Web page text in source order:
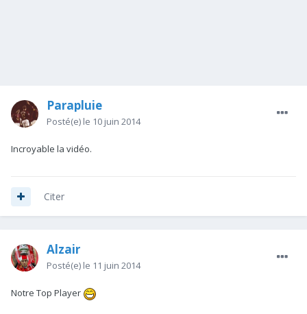
Parapluie
Posté(e) le 10 juin 2014
Incroyable la vidéo.
Citer
Alzair
Posté(e) le 11 juin 2014
Notre Top Player